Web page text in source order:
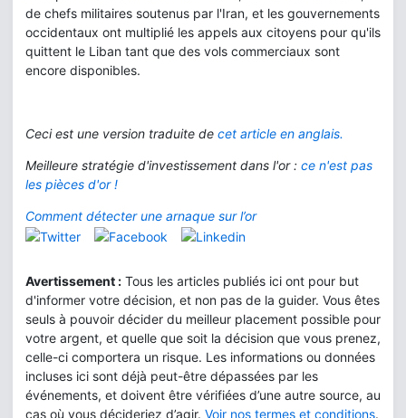
de chefs militaires soutenus par l'Iran, et les gouvernements
occidentaux ont multiplié les appels aux citoyens pour qu'ils
quittent le Liban tant que des vols commerciaux sont
encore disponibles.
Ceci est une version traduite de cet article en anglais.
Meilleure stratégie d'investissement dans l'or : ce n'est pas
les pièces d'or !
Comment détecter une arnaque sur l’or
Avertissement : Tous les articles publiés ici ont pour but
d'informer votre décision, et non pas de la guider. Vous êtes
seuls à pouvoir décider du meilleur placement possible pour
votre argent, et quelle que soit la décision que vous prenez,
celle-ci comportera un risque. Les informations ou données
incluses ici sont déjà peut-être dépassées par les
événements, et doivent être vérifiées d’une autre source, au
cas où vous décideriez d’agir. Voir nos termes et conditions.